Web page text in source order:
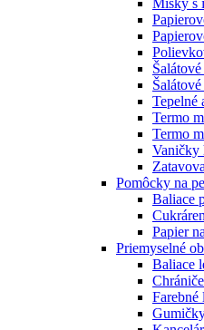
Tepelné
Termo
Termo
Vaničky
Pomôcky na
Baliace
Papier
Priemyselné
Baliace
Farebné